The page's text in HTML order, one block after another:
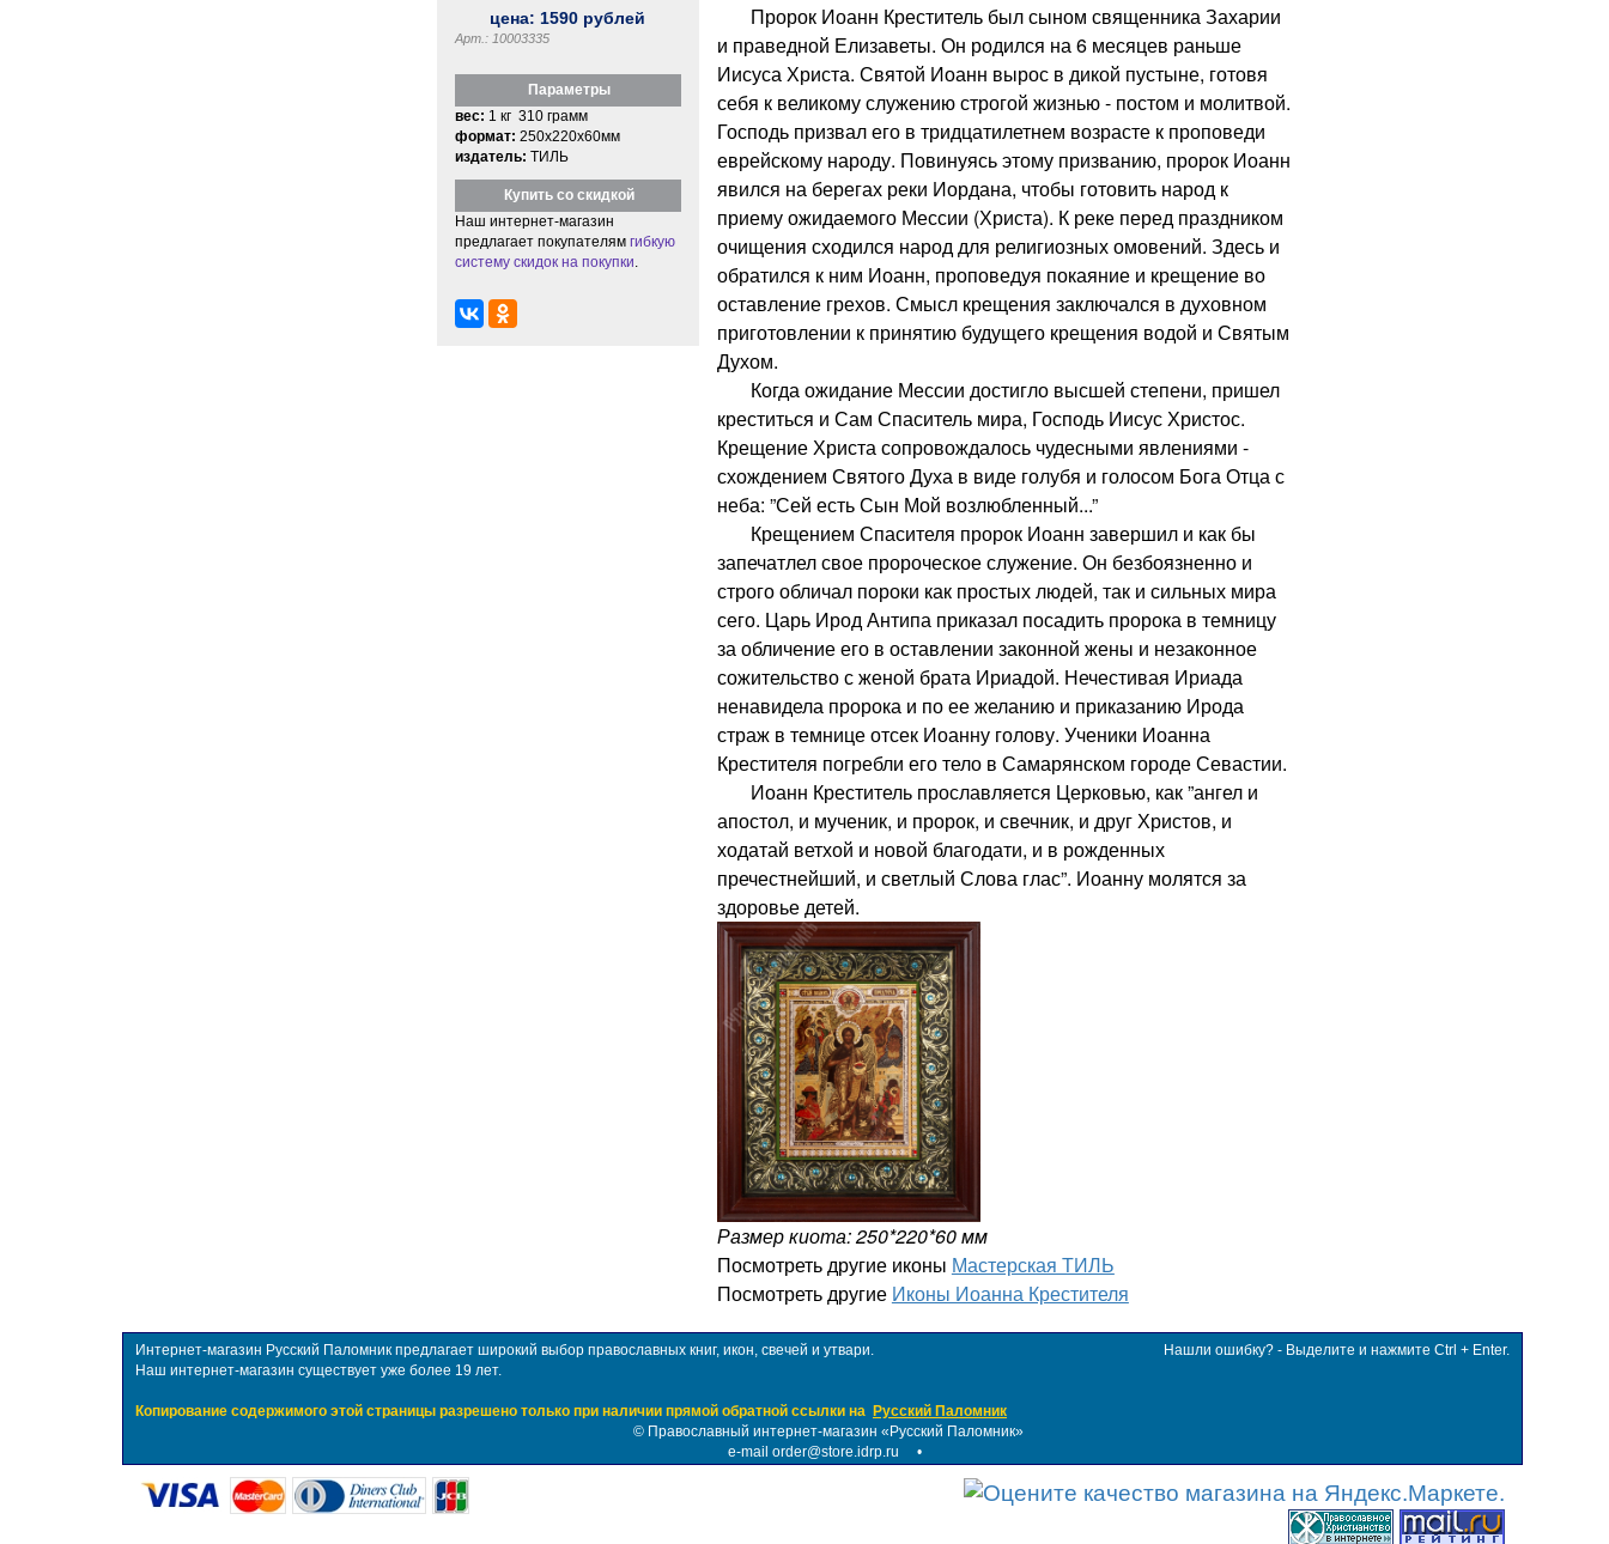
цена: 1590 рублей
Арт.: 10003335
Параметры
вес: 1 кг 310 грамм
формат: 250x220x60мм
издатель: ТИЛЬ
Купить со скидкой
Наш интернет-магазин
предлагает покупателям гибкую
систему скидок на покупки
Пророк Иоанн Креститель был сыном священника Захарии
и праведной Елизаветы. Он родился на 6 месяцев раньше
Иисуса Христа. Святой Иоанн вырос в дикой пустыне, готовя
себя к великому служению строгой жизнью - постом и молитвой.
Господь призвал его в тридцатилетнем возрасте к проповеди
еврейскому народу. Повинуясь этому призванию, пророк Иоанн
явился на берегах реки Иордана, чтобы готовить народ к
приему ожидаемого Мессии (Христа). К реке перед праздником
очищения сходился народ для религиозных омовений. Здесь и
обратился к ним Иоанн, проповедуя покаяние и крещение во
оставление грехов. Смысл крещения заключался в духовном
приготовлении к принятию будущего крещения водой и Святым
Духом.
Когда ожидание Мессии достигло высшей степени, пришел
креститься и Сам Спаситель мира, Господь Иисус Христос.
Крещение Христа сопровождалось чудесными явлениями -
схождением Святого Духа в виде голубя и голосом Бога Отца с
неба: ”Сей есть Сын Мой возлюбленный...”
Крещением Спасителя пророк Иоанн завершил и как бы
запечатлел свое пророческое служение. Он безбоязненно и
строго обличал пороки как простых людей, так и сильных мира
сего. Царь Ирод Антипа приказал посадить пророка в темницу
за обличение его в оставлении законной жены и незаконное
сожительство с женой брата Ириадой. Нечестивая Ириада
ненавидела пророка и по ее желанию и приказанию Ирода
страж в темнице отсек Иоанну голову. Ученики Иоанна
Крестителя погребли его тело в Самарянском городе Севастии.
Иоанн Креститель прославляется Церковью, как ”ангел и
апостол, и мученик, и пророк, и свечник, и друг Христов, и
ходатай ветхой и новой благодати, и в рожденных
пречестнейший, и светлый Слова глас”. Иоанну молятся за
здоровье детей.
Размер киота: 250*220*60 мм
Посмотреть другие иконы Мастерская ТИЛЬ
Посмотреть другие Иконы Иоанна Крестителя
Интернет-магазин Русский Паломник предлагает широкий выбор православных книг, икон, свечей и утвари.
Наш интернет-магазин существует уже более 19 лет.
Копирование содержимого этой страницы разрешено только при наличии прямой обратной ссылки на Русский Паломник
Нашли ошибку? - Выделите и нажмите Ctrl + Enter.
© Православный интернет-магазин «Русский Паломник»
e-mail order@store.idrp.ru •